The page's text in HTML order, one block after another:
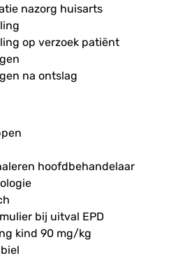
nazorg huisarts
op verzoek patiënt
na ontslag
hoofdbehandelaar
bij uitval EPD
kind 90 mg/kg